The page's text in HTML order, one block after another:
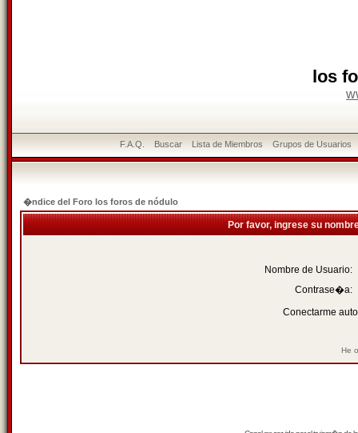
los
F.A.Q. Buscar Lista de Miembros Grupos de Usuarios
�ndice del Foro los foros de nódulo
Por favor, ingrese su
Nombre de Usuario:
Contrase�a:
Conectarme
He